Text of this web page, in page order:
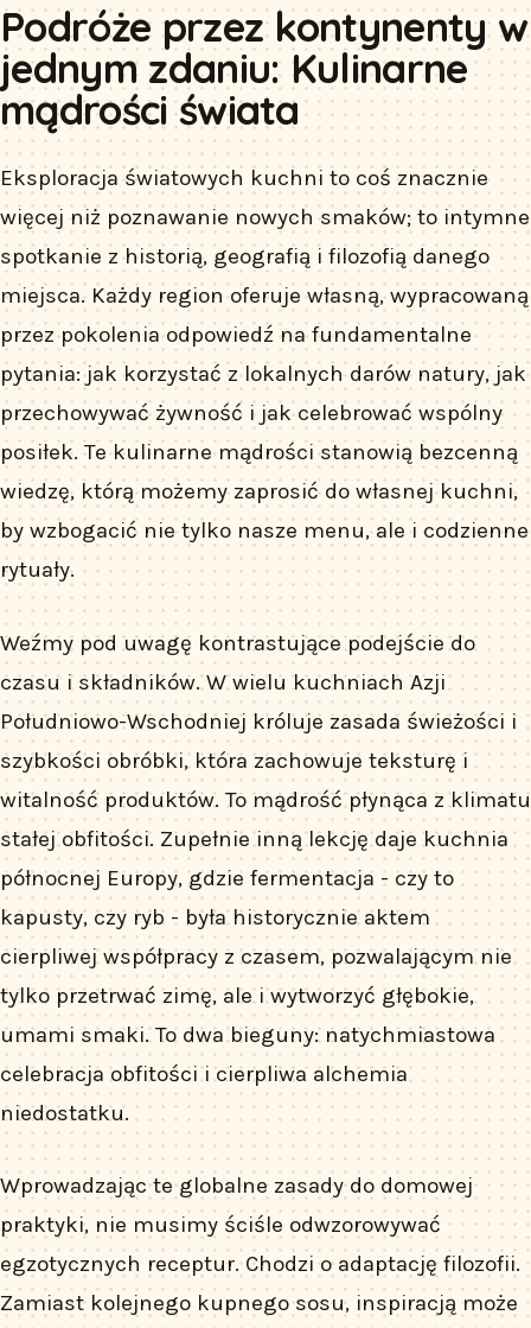
Podróże przez kontynenty w
jednym zdaniu: Kulinarne
mądrości świata
Eksploracja światowych kuchni to coś znacznie
więcej niż poznawanie nowych smaków; to intymne
spotkanie z historią, geografią i filozofią danego
miejsca. Każdy region oferuje własną, wypracowaną
przez pokolenia odpowiedź na fundamentalne
pytania: jak korzystać z lokalnych darów natury, jak
przechowywać żywność i jak celebrować wspólny
posiłek. Te kulinarne mądrości stanowią bezcenną
wiedzę, którą możemy zaprosić do własnej kuchni,
by wzbogacić nie tylko nasze menu, ale i codzienne
rytuały.
Weźmy pod uwagę kontrastujące podejście do
czasu i składników. W wielu kuchniach Azji
Południowo-Wschodniej króluje zasada świeżości i
szybkości obróbki, która zachowuje teksturę i
witalność produktów. To mądrość płynąca z klimatu
stałej obfitości. Zupełnie inną lekcję daje kuchnia
północnej Europy, gdzie fermentacja - czy to
kapusty, czy ryb - była historycznie aktem
cierpliwej współpracy z czasem, pozwalającym nie
tylko przetrwać zimę, ale i wytworzyć głębokie,
umami smaki. To dwa bieguny: natychmiastowa
celebracja obfitości i cierpliwa alchemia
niedostatku.
Wprowadzając te globalne zasady do domowej
praktyki, nie musimy ściśle odwzorowywać
egzotycznych receptur. Chodzi o adaptację filozofii.
Zamiast kolejnego kupnego sosu, inspiracją może